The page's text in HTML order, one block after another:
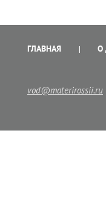
ГЛАВНАЯ О
vod@materirossii.ru